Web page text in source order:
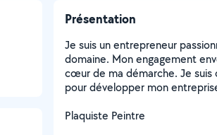
Présentation
Je suis un entrepreneur
domaine. Mon engagement
cœur de ma démarche. Je
pour développer mon
Plaquiste Peintre